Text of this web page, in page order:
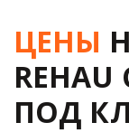
ЦЕНЫ
ПОД